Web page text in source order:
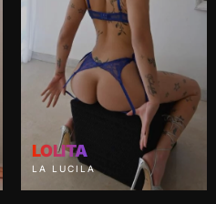
LOLITA
LA LUCILA